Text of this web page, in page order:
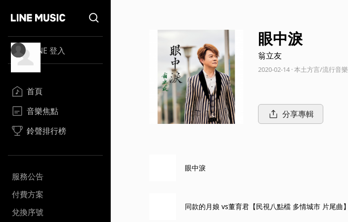
LINE 登入
首頁
音樂焦點
鈴聲排行榜
服務公告
付費方案
兌換序號
眼中淚
翁立友
2020-02-14 · 本土方言/流行音樂
分享專輯
眼中淚
同款的月娘 vs董育君【民視八點檔 多情城市 片尾曲】